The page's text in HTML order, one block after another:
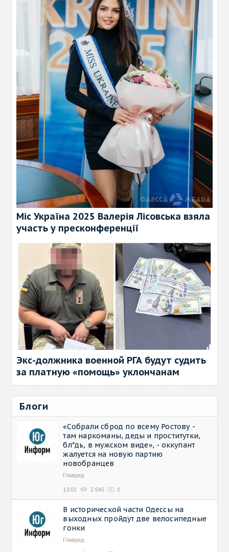
Міс Україна 2025 Валерія Лісовська взяла
участь у пресконференції
Экс-должника военной РГА будут судить
за платную «помощь» уклончанам
Блоги
«Собрали сброд по всему Ростову -
там наркоманы, деды и проститутки,
бл*дь, в мужском виде», - оккупант
жалуется на новую партию
новобранцев
Главред
13:01 2 645 0
В исторической части Одессы на
выходных пройдут две велосипедные
гонки
Главред